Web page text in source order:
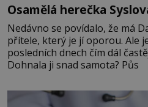
Osamělá herečka
Nedávno se povídalo, že má
přítele, který je jí oporou. Ale
posledních dnech čím dál
Dohnala ji snad samota? Půs